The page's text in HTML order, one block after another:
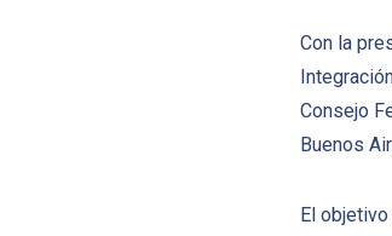
Con la
Consejo
Buenos
El